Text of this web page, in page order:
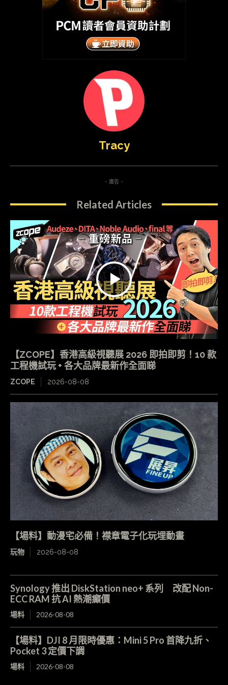
Tracy
- 廣告 -
Related Articles
【ZCOPE】香港高級視聽展 2026 即拍即剪！10 款
工程機試玩 + 各大品牌最新作全面睇
ZCOPE 2026-08-08
【場料】動漫宅必備！襟章電子化玩埋動畫
玩物 2026-08-08
Synology 推出 DiskStation neo+ 系列 改配 Non-
ECC RAM 抗 AI 熱潮癲價
場料 2026-08-08
【場料】DJI 8 月限時優惠：Mini 5 Pro 首降九折、
Pocket 3 定價下調
場料 2026-08-08